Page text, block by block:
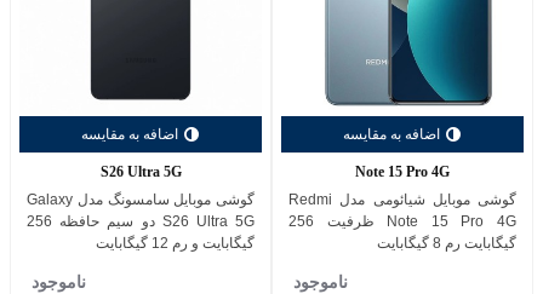
اضافه به مقایسه
Note 15 Pro 4G
گوشی موبايل شیائومی مدل Redmi
Note 15 Pro 4G ظرفیت 256
گیگابایت رم 8 گیگابایت
ناموجود
اضافه به مقایسه
S26 Ultra 5G
گوشی موبایل سامسونگ مدل Galaxy
S26 Ultra 5G دو سیم حافظه 256
گیگابایت و رم 12 گیگابایت
ناموجود